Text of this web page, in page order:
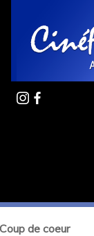
de coeur